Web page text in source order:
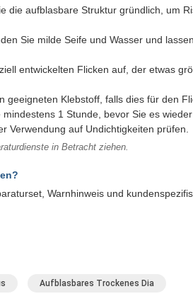
die aufblasbare Struktur gründlich, um
Sie milde Seife und Wasser und
entwickelten Flicken auf, der etwas
geeigneten Klebstoff, falls dies für den
1 Stunde, bevor Sie es wieder
Verwendung auf Undichtigkeiten prüfen.
in Betracht ziehen.
Warnhinweis und
Aufblasbares Trockenes Dia